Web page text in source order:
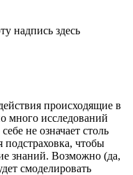
надпись здесь
происходящие в
много исследований
не означает столь
подстраховка, чтобы
знаний. Возможно (да,
смоделировать